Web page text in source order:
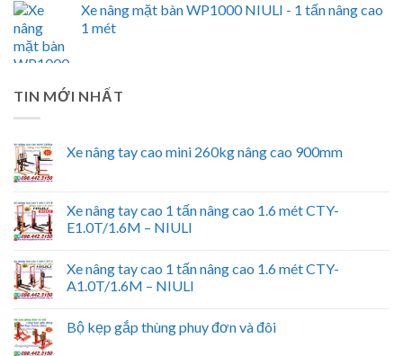
Xe nâng mặt bàn WP1000 NIULI - 1 tấn nâng cao
1 mét
TIN MỚI NHẤT
Xe nâng tay cao mini 260kg nâng cao 900mm
Xe nâng tay cao 1 tấn nâng cao 1.6 mét CTY-
E1.0T/1.6M – NIULI
Xe nâng tay cao 1 tấn nâng cao 1.6 mét CTY-
A1.0T/1.6M – NIULI
Bộ kẹp gắp thùng phuy đơn và đôi